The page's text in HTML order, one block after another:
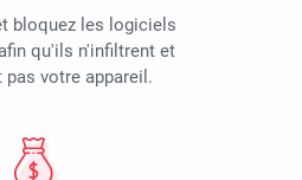
bloquez les logiciels
qu'ils n'infiltrent et
pas votre appareil.